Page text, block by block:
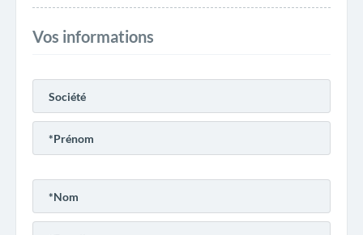
Vos informations